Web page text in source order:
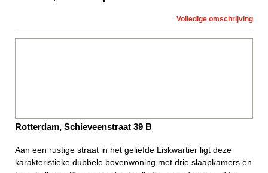
Volledige omschrijving
Rotterdam, Schieveenstraat 39 B
Aan een rustige straat in het geliefde Liskwartier ligt deze
karakteristieke dubbele bovenwoning met drie slaapkamers en